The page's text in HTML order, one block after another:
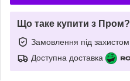
Що таке купити з Пром?
Замовлення під захистом
Доступна доставка